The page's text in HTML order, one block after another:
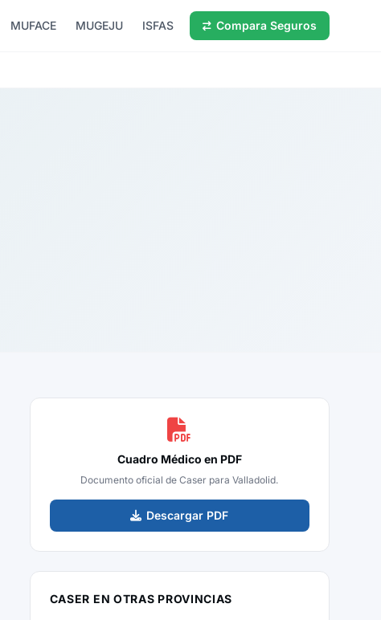
MUFACE MUGEJU ISFAS Compara Seguros
Cuadro Médico en PDF
Documento oficial de Caser para Valladolid.
Descargar PDF
CASER EN OTRAS PROVINCIAS